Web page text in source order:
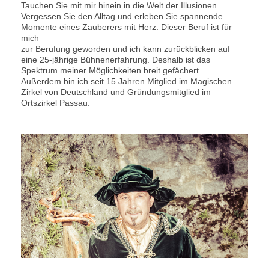
Tauchen Sie mit mir hinein in die Welt der Illusionen.
Vergessen Sie den Alltag und erleben Sie spannende
Momente eines Zauberers mit Herz. Dieser Beruf ist für
mich
zur Berufung geworden und ich kann zurückblicken auf
eine 25-jährige Bühnenerfahrung. Deshalb ist das
Spektrum meiner Möglichkeiten breit gefächert.
Außerdem bin ich seit 15 Jahren Mitglied im Magischen
Zirkel von Deutschland und Gründungsmitglied im
Ortszirkel Passau.